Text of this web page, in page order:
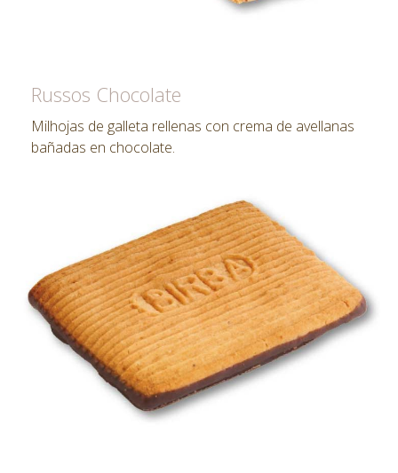
Russos Chocolate
Milhojas de galleta rellenas con crema de avellanas
bañadas en chocolate.